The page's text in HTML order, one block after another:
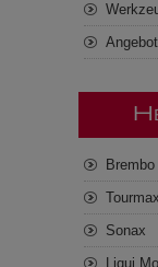
Angebot
H
Brembo
Tourmax
Sonax
Liqui